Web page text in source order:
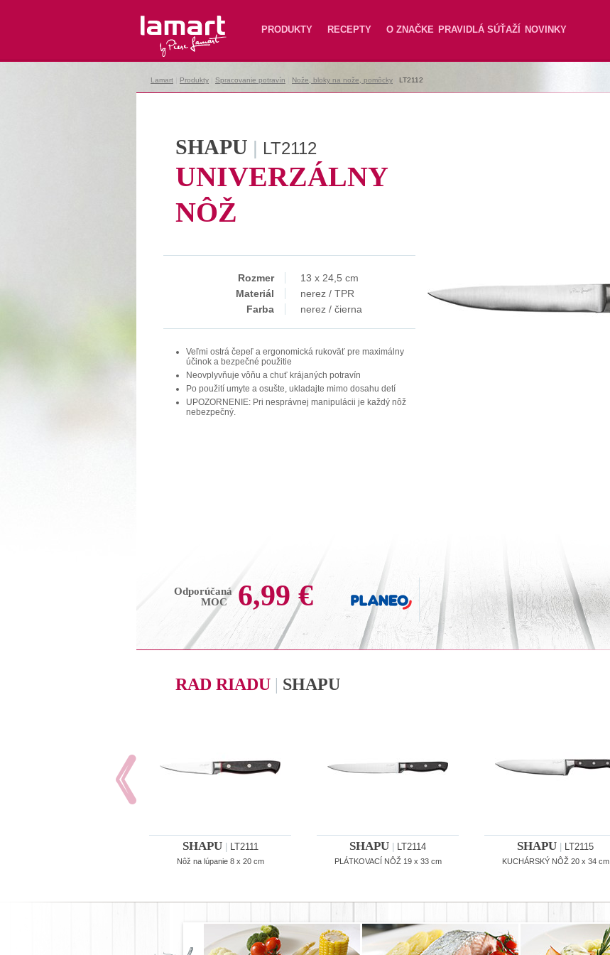
Lamart PRODUKTY RECEPTY O ZNAČKE PRAVIDLÁ SÚŤAŽÍ
NOVINKY
Lamart Produkty Spracovanie potravín Nože, bloky na nože, pomôcky LT2112
SHAPU | LT2112
UNIVERZÁLNY
NÔŽ
Rozmer
13 x 24,5 cm
Materiál
nerez / TPR
Farba
nerez / čierna
Veľmi ostrá čepeľ a ergonomická rukoväť pre maximálny
účinok a bezpečné použitie
Neovplyvňuje vôňu a chuť krájaných potravín
Po použití umyte a osušte, ukladajte mimo dosahu detí
UPOZORNENIE: Pri nesprávnej manipulácii je každý nôž
nebezpečný.
Odporúčaná
MOC
6,99 €
RAD RIADU | SHAPU
SHAPU LT2111
Nôž na lúpanie 8 x 20 cm
SHAPU LT2114
PLÁTKOVACÍ NÔŽ 19 x 33 cm
SHAPU LT2115
KUCHÁRSKÝ NÔŽ 20 x 34 cm